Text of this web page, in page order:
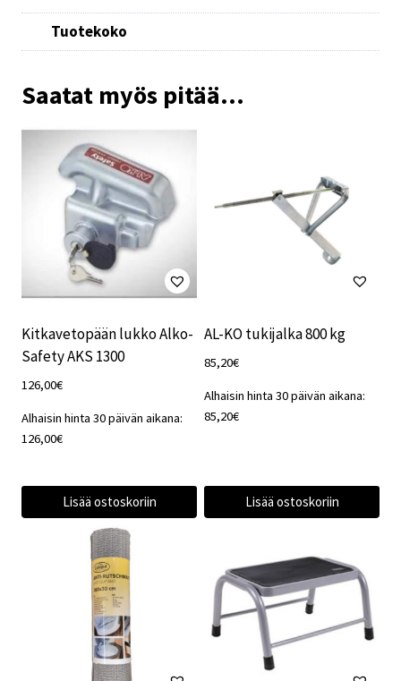
Tuotekoko
Saatat myös pitää...
Kitkavetopään lukko Alko-
Safety AKS 1300
126,00€
Alhaisin hinta 30 päivän aikana:
126,00€
Lisää ostoskoriin
AL-KO tukijalka 800 kg
85,20€
Alhaisin hinta 30 päivän aikana:
85,20€
Lisää ostoskoriin